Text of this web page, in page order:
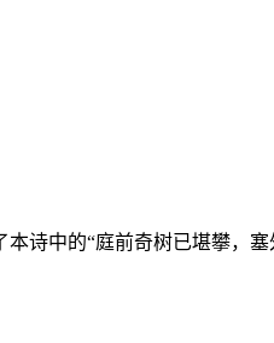
诗中的“庭前奇树已堪攀，